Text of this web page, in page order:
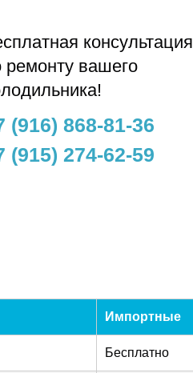
консультация
ремонту вашего
(916) 868-81-36
(915) 274-62-59
Импортные
Бесплатно